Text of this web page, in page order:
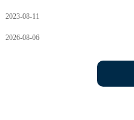
2023-08-11
2026-08-06